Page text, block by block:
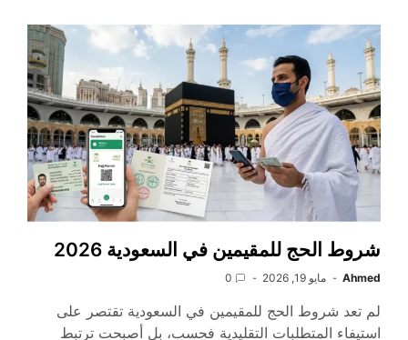
شروط الحج للمقيمين في السعودية 2026
Ahmed مايو 19, 2026 0
لم تعد شروط الحج للمقيمين في السعودية تقتصر على
استيفاء المتطلبات التقليدية فحسب، بل أصبحت ترتبط